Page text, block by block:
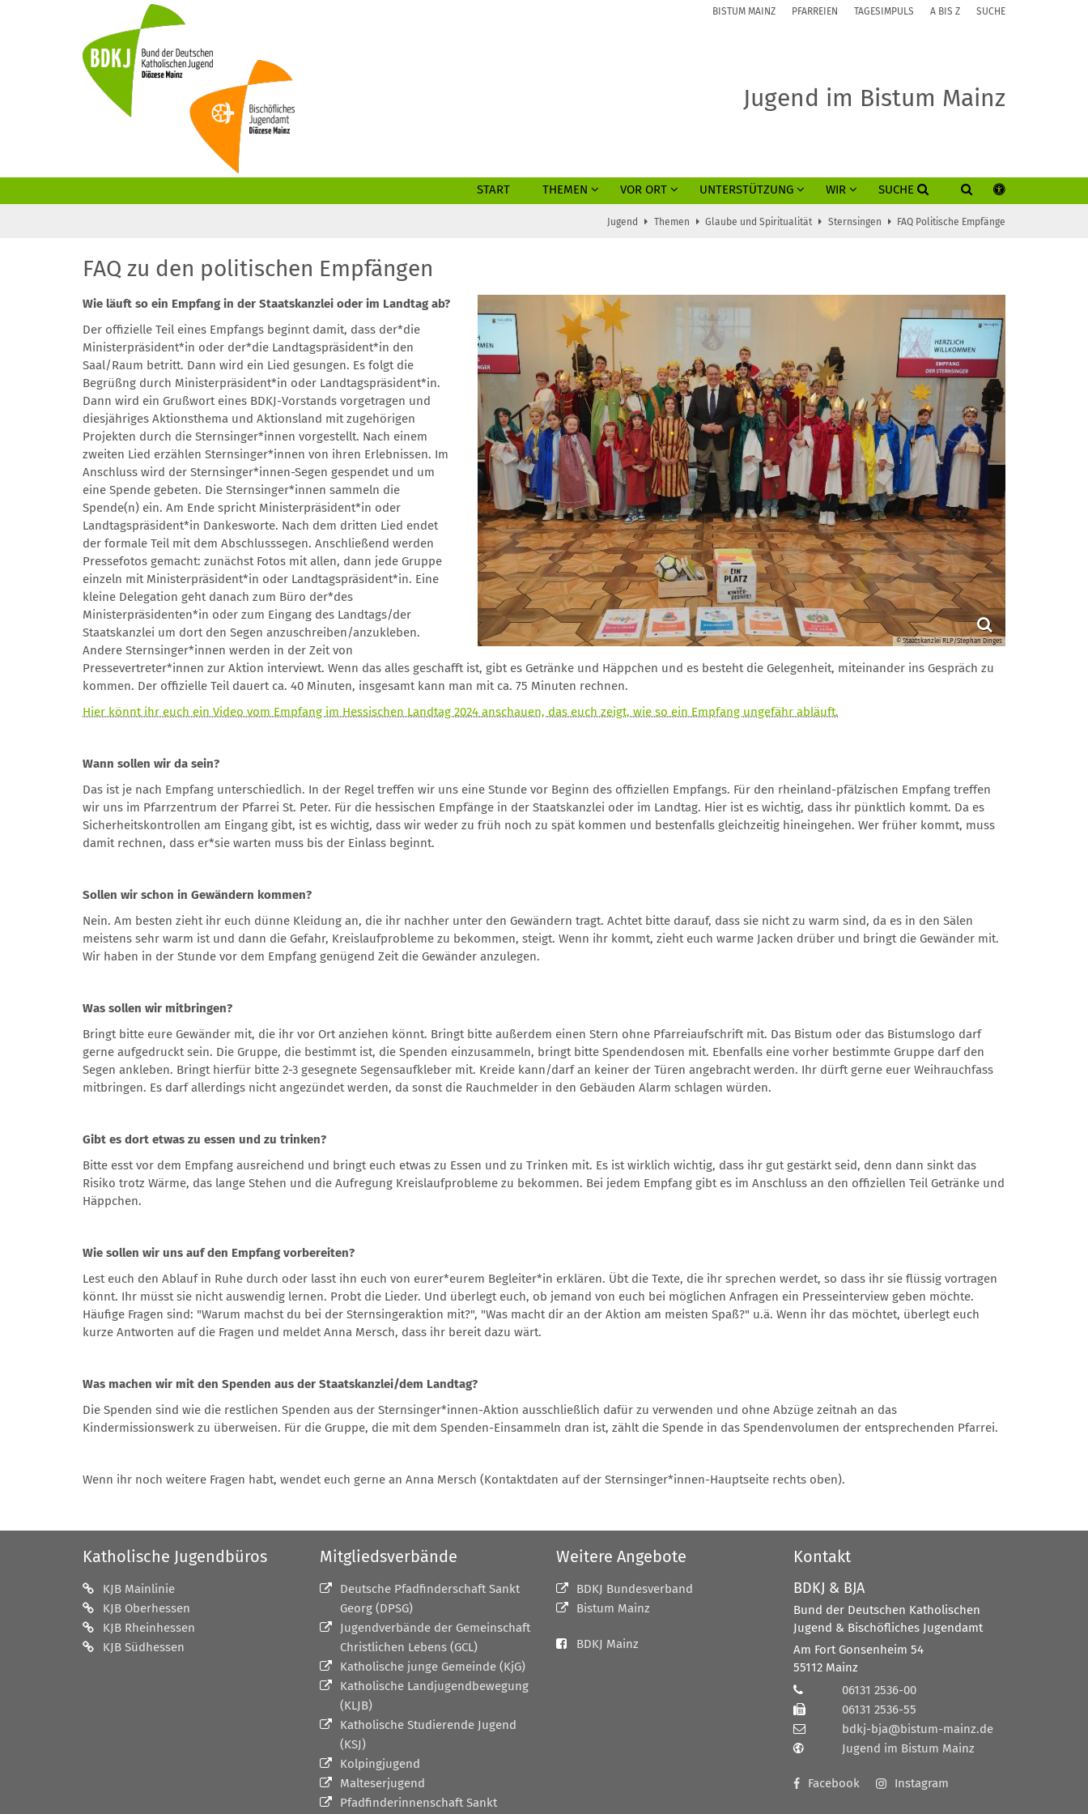
BISTUM MAINZ PFARREIEN TAGESIMPULS A BIS Z SUCHE
Jugend im Bistum Mainz
START THEMEN VOR ORT UNTERSTÜTZUNG WIR SUCHE
Jugend Themen Glaube und Spiritualität Sternsingen FAQ Politische Empfänge
FAQ zu den politischen Empfängen
© Staatskanzlei RLP/Stephan Dinges
Wie läuft so ein Empfang in der Staatskanzlei oder im Landtag ab?
Der offizielle Teil eines Empfangs beginnt damit, dass der*die
Ministerpräsident*in oder der*die Landtagspräsident*in den
Saal/Raum betritt. Dann wird ein Lied gesungen. Es folgt die
Begrüßng durch Ministerpräsident*in oder Landtagspräsident*in.
Dann wird ein Grußwort eines BDKJ-Vorstands vorgetragen und
diesjähriges Aktionsthema und Aktionsland mit zugehörigen
Projekten durch die Sternsinger*innen vorgestellt. Nach einem
zweiten Lied erzählen Sternsinger*innen von ihren Erlebnissen. Im
Anschluss wird der Sternsinger*innen-Segen gespendet und um
eine Spende gebeten. Die Sternsinger*innen sammeln die
Spende(n) ein. Am Ende spricht Ministerpräsident*in oder
Landtagspräsident*in Dankesworte. Nach dem dritten Lied endet
der formale Teil mit dem Abschlusssegen. Anschließend werden
Pressefotos gemacht: zunächst Fotos mit allen, dann jede Gruppe
einzeln mit Ministerpräsident*in oder Landtagspräsident*in. Eine
kleine Delegation geht danach zum Büro der*des
Ministerpräsidenten*in oder zum Eingang des Landtags/der
Staatskanzlei um dort den Segen anzuschreiben/anzukleben.
Andere Sternsinger*innen werden in der Zeit von
Pressevertreter*innen zur Aktion interviewt. Wenn das alles geschafft ist, gibt es Getränke und Häppchen und es besteht die Gelegenheit, miteinander ins Gespräch zu
kommen. Der offizielle Teil dauert ca. 40 Minuten, insgesamt kann man mit ca. 75 Minuten rechnen.
Hier könnt ihr euch ein Video vom Empfang im Hessischen Landtag 2024 anschauen, das euch zeigt, wie so ein Empfang ungefähr abläuft.
Wann sollen wir da sein?
Das ist je nach Empfang unterschiedlich. In der Regel treffen wir uns eine Stunde vor Beginn des offiziellen Empfangs. Für den rheinland-pfälzischen Empfang treffen
wir uns im Pfarrzentrum der Pfarrei St. Peter. Für die hessischen Empfänge in der Staatskanzlei oder im Landtag. Hier ist es wichtig, dass ihr pünktlich kommt. Da es
Sicherheitskontrollen am Eingang gibt, ist es wichtig, dass wir weder zu früh noch zu spät kommen und bestenfalls gleichzeitig hineingehen. Wer früher kommt, muss
damit rechnen, dass er*sie warten muss bis der Einlass beginnt.
Sollen wir schon in Gewändern kommen?
Nein. Am besten zieht ihr euch dünne Kleidung an, die ihr nachher unter den Gewändern tragt. Achtet bitte darauf, dass sie nicht zu warm sind, da es in den Sälen
meistens sehr warm ist und dann die Gefahr, Kreislaufprobleme zu bekommen, steigt. Wenn ihr kommt, zieht euch warme Jacken drüber und bringt die Gewänder mit.
Wir haben in der Stunde vor dem Empfang genügend Zeit die Gewänder anzulegen.
Was sollen wir mitbringen?
Bringt bitte eure Gewänder mit, die ihr vor Ort anziehen könnt. Bringt bitte außerdem einen Stern ohne Pfarreiaufschrift mit. Das Bistum oder das Bistumslogo darf
gerne aufgedruckt sein. Die Gruppe, die bestimmt ist, die Spenden einzusammeln, bringt bitte Spendendosen mit. Ebenfalls eine vorher bestimmte Gruppe darf den
Segen ankleben. Bringt hierfür bitte 2-3 gesegnete Segensaufkleber mit. Kreide kann/darf an keiner der Türen angebracht werden. Ihr dürft gerne euer Weihrauchfass
mitbringen. Es darf allerdings nicht angezündet werden, da sonst die Rauchmelder in den Gebäuden Alarm schlagen würden.
Gibt es dort etwas zu essen und zu trinken?
Bitte esst vor dem Empfang ausreichend und bringt euch etwas zu Essen und zu Trinken mit. Es ist wirklich wichtig, dass ihr gut gestärkt seid, denn dann sinkt das
Risiko trotz Wärme, das lange Stehen und die Aufregung Kreislaufprobleme zu bekommen. Bei jedem Empfang gibt es im Anschluss an den offiziellen Teil Getränke und
Häppchen.
Wie sollen wir uns auf den Empfang vorbereiten?
Lest euch den Ablauf in Ruhe durch oder lasst ihn euch von eurer*eurem Begleiter*in erklären. Übt die Texte, die ihr sprechen werdet, so dass ihr sie flüssig vortragen
könnt. Ihr müsst sie nicht auswendig lernen. Probt die Lieder. Und überlegt euch, ob jemand von euch bei möglichen Anfragen ein Presseinterview geben möchte.
Häufige Fragen sind: "Warum machst du bei der Sternsingeraktion mit?", "Was macht dir an der Aktion am meisten Spaß?" u.ä. Wenn ihr das möchtet, überlegt euch
kurze Antworten auf die Fragen und meldet Anna Mersch, dass ihr bereit dazu wärt.
Was machen wir mit den Spenden aus der Staatskanzlei/dem Landtag?
Die Spenden sind wie die restlichen Spenden aus der Sternsinger*innen-Aktion ausschließlich dafür zu verwenden und ohne Abzüge zeitnah an das
Kindermissionswerk zu überweisen. Für die Gruppe, die mit dem Spenden-Einsammeln dran ist, zählt die Spende in das Spendenvolumen der entsprechenden Pfarrei.
Wenn ihr noch weitere Fragen habt, wendet euch gerne an Anna Mersch (Kontaktdaten auf der Sternsinger*innen-Hauptseite rechts oben).
Katholische Jugendbüros
KJB Mainlinie
KJB Oberhessen
KJB Rheinhessen
KJB Südhessen
Mitgliedsverbände
Deutsche Pfadfinderschaft Sankt
Georg (DPSG)
Jugendverbände der Gemeinschaft
Christlichen Lebens (GCL)
Katholische junge Gemeinde (KjG)
Katholische Landjugendbewegung
(KLJB)
Katholische Studierende Jugend
(KSJ)
Kolpingjugend
Malteserjugend
Pfadfinderinnenschaft Sankt
Weitere Angebote
BDKJ Bundesverband
Bistum Mainz
BDKJ Mainz
Kontakt
BDKJ & BJA
Bund der Deutschen Katholischen
Jugend & Bischöfliches Jugendamt
Am Fort Gonsenheim 54
55112 Mainz
06131 2536-00
06131 2536-55
bdkj-bja@bistum-mainz.de
Jugend im Bistum Mainz
Facebook Instagram